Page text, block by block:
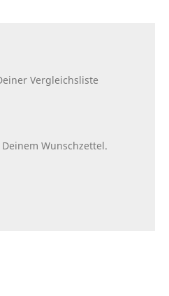
Vergleichsliste
Wunschzettel.